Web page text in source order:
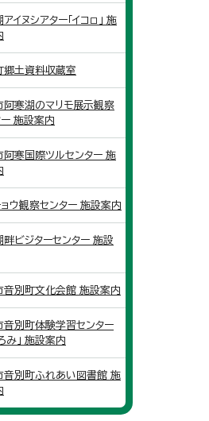
イヌシアター「イコㇿ」 施
郷土資料収蔵室
阿寒湖のマリモ展示観察
ー 施設案内
阿寒国際ツルセンター 施
ウ観察センター 施設案内
畔ビジターセンター 施設
音別町文化会館 施設案内
音別町体験学習センター
み」 施設案内
音別町ふれあい図書館 施